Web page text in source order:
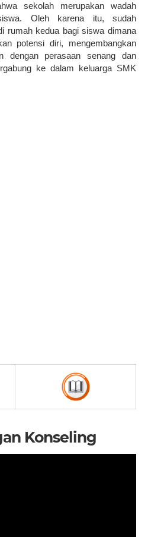
sekolah merupakan wadah
Oleh karena itu, sudah
rumah kedua bagi siswa dimana
potensi diri, mengembangkan
dengan perasaan senang dan
ke dalam keluarga SMK
Konseling